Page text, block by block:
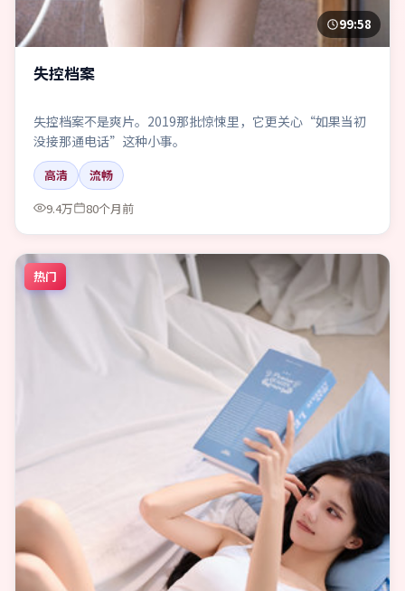
99:58
失控档案
失控档案不是爽片。2019那批惊悚里，它更关心“如果当初
没接那通电话”这种小事。
高清
流畅
9.4万
80个月前
热门